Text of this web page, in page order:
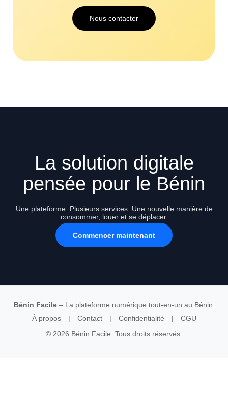
Nous contacter
La solution digitale
pensée pour le Bénin
Une plateforme. Plusieurs services. Une nouvelle manière de
consommer, louer et se déplacer.
Commencer maintenant
Bénin Facile– La plateforme numérique tout-en-un au Bénin.
À propos
| Contact | Confidentialité |
CGU
© 2026 Bénin Facile. Tous droits réservés.